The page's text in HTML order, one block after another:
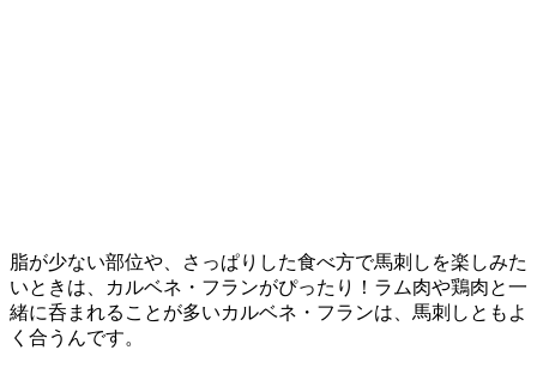
脂が少ない部位や、さっぱりした食べ方で馬刺しを楽しみた
いときは、カルベネ・フランがぴったり！ラム肉や鶏肉と一
緒に呑まれることが多いカルベネ・フランは、馬刺しともよ
く合うんです。